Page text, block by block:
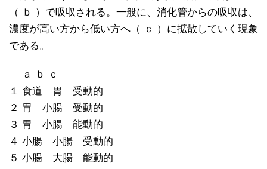
（ ｂ ）で吸収される。一般に、消化管からの吸収は、
濃度が高い方から低い方へ（ ｃ ）に拡散していく現象
である。
ａ ｂ ｃ
１ 食道 胃 受動的
２ 胃 小腸 受動的
３ 胃 小腸 能動的
４ 小腸 小腸 受動的
５ 小腸 大腸 能動的